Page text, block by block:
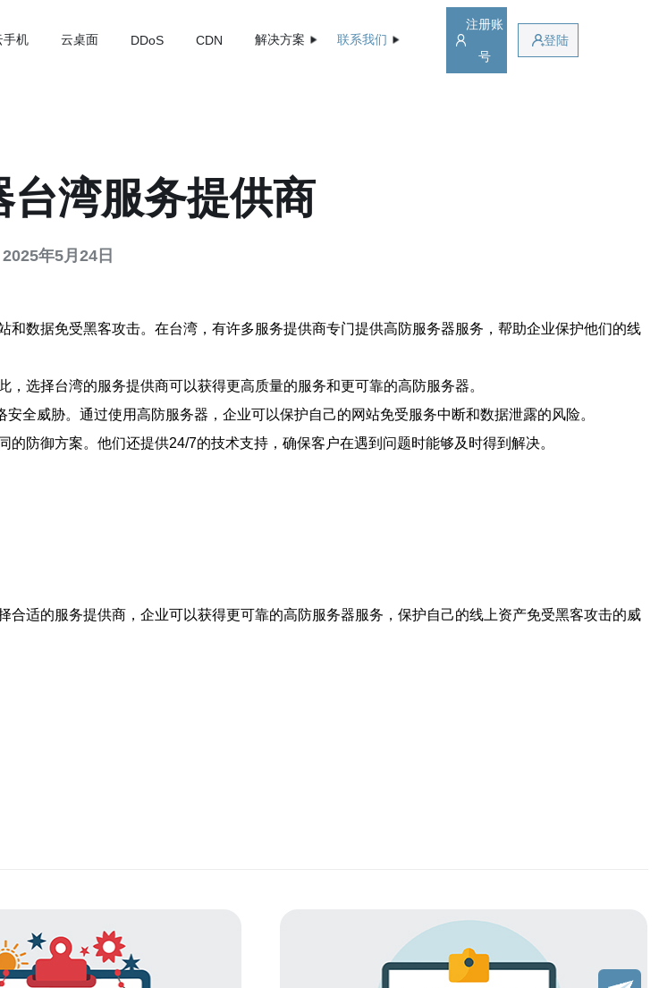
手机 云桌面 DDoS CDN 解决方案 联系我们
注册账
号
登陆
台湾服务提供商
2025年5月24日
数据免受黑客攻击。在台湾，有许多服务提供商专门提供高防服务器服务，帮助企业保护他们的线
选择台湾的服务提供商可以获得更高质量的服务和更可靠的高防服务器。
全威胁。通过使用高防服务器，企业可以保护自己的网站免受服务中断和数据泄露的风险。
防御方案。他们还提供24/7的技术支持，确保客户在遇到问题时能够及时得到解决。
适的服务提供商，企业可以获得更可靠的高防服务器服务，保护自己的线上资产免受黑客攻击的威